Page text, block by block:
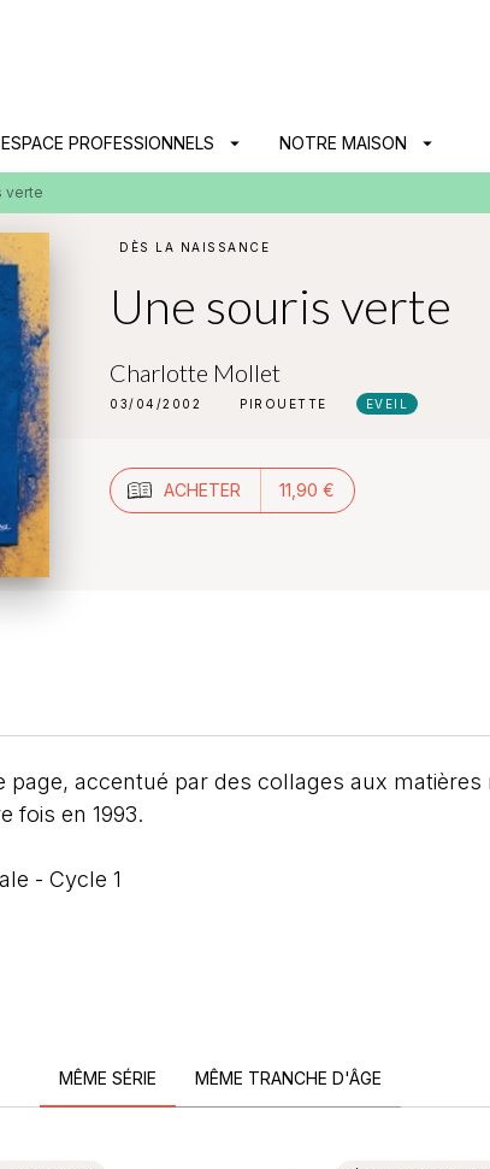
ESPACE PROFESSIONNELS arrow_drop_down NOTRE MAISON arrow_drop_down
verte
DÈS LA NAISSANCE
Une souris verte
Charlotte Mollet
03/04/2002 PIROUETTE EVEIL
ACHETER 11,90 €
page, accentué par des collages aux
fois en 1993.
- Cycle 1
MÊME SÉRIE MÊME TRANCHE D'ÂGE